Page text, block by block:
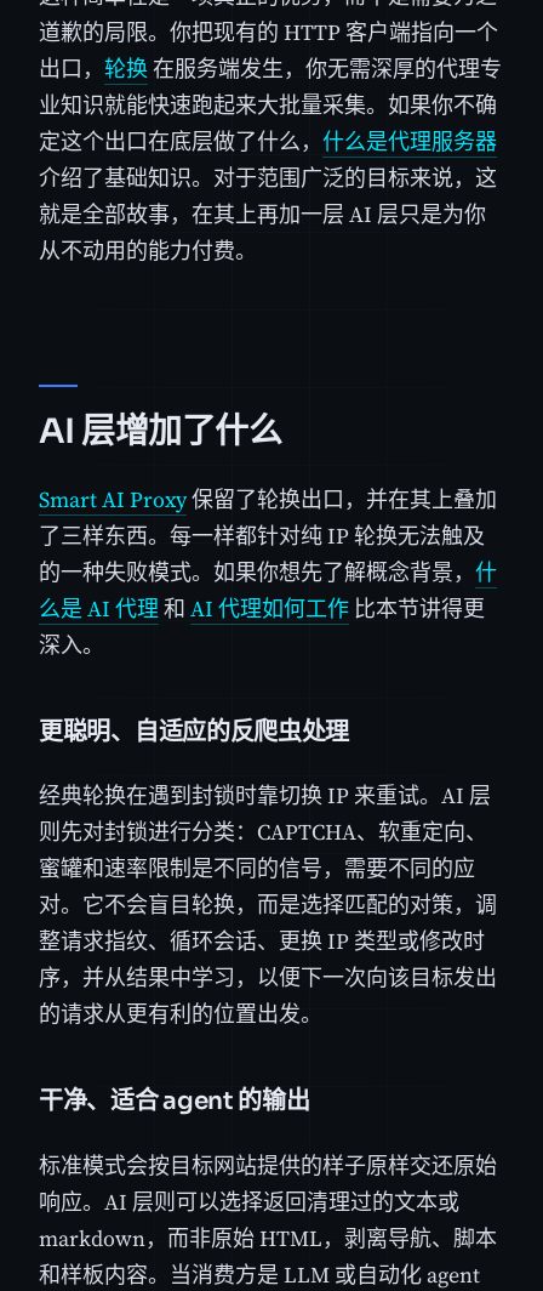
道歉的局限。你把现有的 HTTP 客户端指向一个
出口， 轮换 在服务端发生，你无需深厚的代理专
业知识就能快速跑起来大批量采集。如果你不确
定这个出口在底层做了什么， 什么是代理服务器
介绍了基础知识。对于范围广泛的目标来说，这
就是全部故事，在其上再加一层 AI 层只是为你
从不动用的能力付费。
AI 层增加了什么
Smart AI Proxy保留了轮换出口，并在其上叠加
了三样东西。每一样都针对纯 IP 轮换无法触及
的一种失败模式。如果你想先了解概念背景， 什
么是 AI 代理和 AI 代理如何工作 比本节讲得更
深入。
更聪明、自适应的反爬虫处理
经典轮换在遇到封锁时靠切换 IP 来重试。AI 层
则先对封锁进行分类：CAPTCHA、软重定向、
蜜罐和速率限制是不同的信号，需要不同的应
对。它不会盲目轮换，而是选择匹配的对策，调
整请求指纹、循环会话、更换 IP 类型或修改时
序，并从结果中学习，以便下一次向该目标发出
的请求从更有利的位置出发。
干净、适合 agent 的输出
标准模式会按目标网站提供的样子原样交还原始
响应。AI 层则可以选择返回清理过的文本或
markdown，而非原始 HTML，剥离导航、脚本
和样板内容。当消费方是 LLM 或自动化 agent